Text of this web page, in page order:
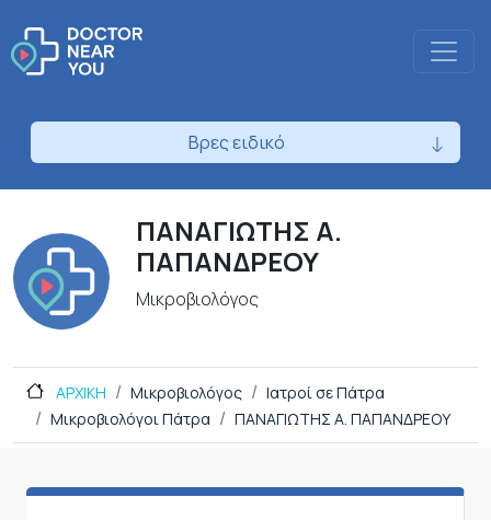
Βρες ειδικό
ΠΑΝΑΓΙΩΤΗΣ Α.
ΠΑΠΑΝΔΡΕΟΥ
Μικροβιολόγος
ΑΡΧΙΚΗ Μικροβιολόγος
Ιατροί σε Πάτρα
Μικροβιολόγοι Πάτρα
ΠΑΝΑΓΙΩΤΗΣ Α. ΠΑΠΑΝΔΡΕΟΥ